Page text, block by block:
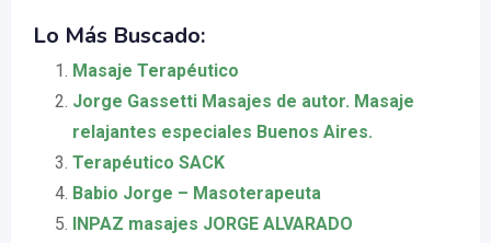
Lo Más Buscado:
Masaje Terapéutico
Jorge Gassetti Masajes de autor. Masaje
relajantes especiales Buenos Aires.
Terapéutico SACK
Babio Jorge – Masoterapeuta
INPAZ masajes JORGE ALVARADO